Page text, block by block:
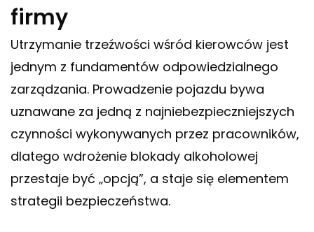
firmy
Utrzymanie trzeźwości wśród kierowców jest
jednym z fundamentów odpowiedzialnego
zarządzania. Prowadzenie pojazdu bywa
uznawane za jedną z najniebezpieczniejszych
czynności wykonywanych przez pracowników,
dlatego wdrożenie blokady alkoholowej
przestaje być „opcją”, a staje się elementem
strategii bezpieczeństwa.